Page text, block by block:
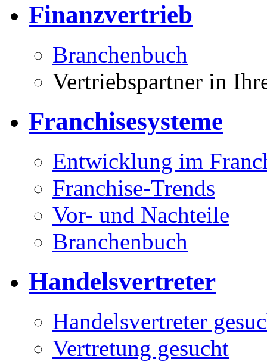
Finanzvertrieb
Branchenbuch
Vertriebspartner in
Franchisesysteme
Entwicklung im
Franchise-Trends
Vor- und Nachteile
Branchenbuch
Handelsvertreter
Handelsvertreter
Vertretung gesucht